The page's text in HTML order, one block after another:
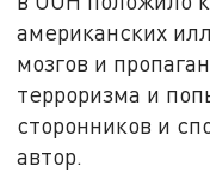
американских
мозгов и
терроризма и
сторонников и
автор.